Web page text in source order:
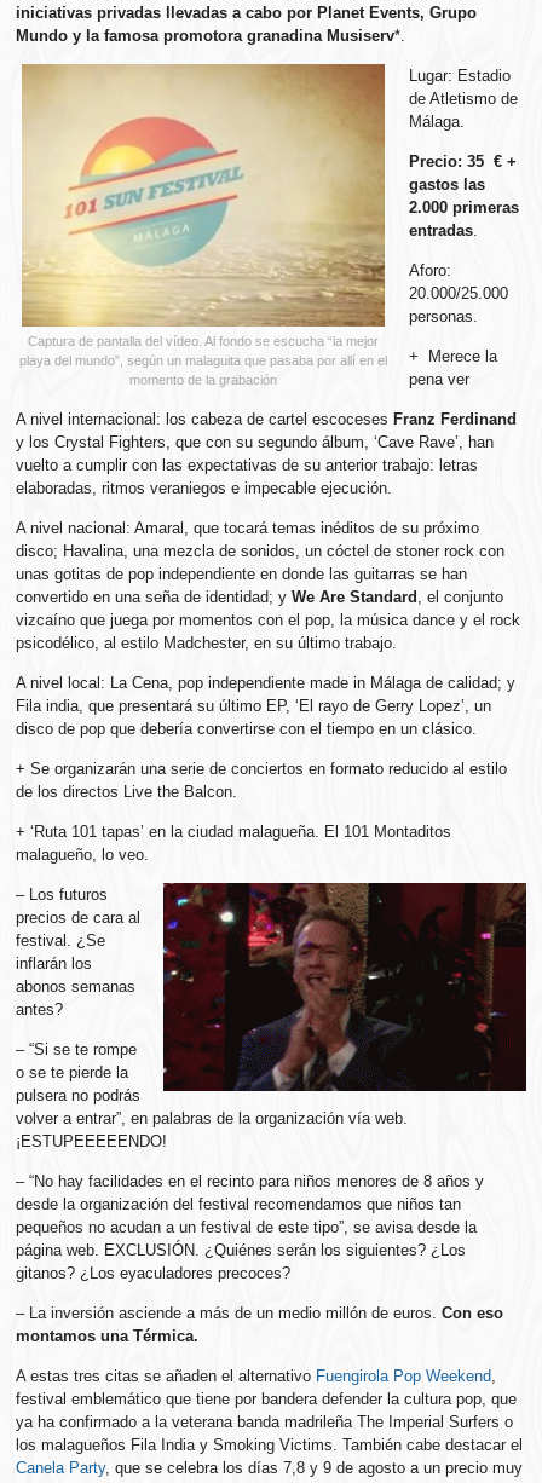
iniciativas privadas llevadas a cabo por Planet Events, Grupo
Mundo y la famosa promotora granadina Musiserv*.
Captura de pantalla del vídeo. Al fondo se escucha “la mejor
playa del mundo”, según un malaguita que pasaba por allí en el
momento de la grabación
Lugar: Estadio
de Atletismo de
Málaga.
Precio: 35 € +
gastos las
2.000 primeras
entradas.
Aforo:
20.000/25.000
personas.
+ Merece la
pena ver
A nivel internacional: los cabeza de cartel escoceses Franz Ferdinand
y los Crystal Fighters, que con su segundo álbum, ‘Cave Rave’, han
vuelto a cumplir con las expectativas de su anterior trabajo: letras
elaboradas, ritmos veraniegos e impecable ejecución.
A nivel nacional: Amaral, que tocará temas inéditos de su próximo
disco; Havalina, una mezcla de sonidos, un cóctel de stoner rock con
unas gotitas de pop independiente en donde las guitarras se han
convertido en una seña de identidad; yWe Are Standard , el conjunto
vizcaíno que juega por momentos con el pop, la música dance y el rock
psicodélico, al estilo Madchester, en su último trabajo.
A nivel local: La Cena, pop independiente made in Málaga de calidad; y
Fila india, que presentará su último EP, ‘El rayo de Gerry Lopez’, un
disco de pop que debería convertirse con el tiempo en un clásico.
+ Se organizarán una serie de conciertos en formato reducido al estilo
de los directos Live the Balcon.
+ ‘Ruta 101 tapas’ en la ciudad malagueña. El 101 Montaditos
malagueño, lo veo.
– Los futuros
precios de cara al
festival. ¿Se
inflarán los
abonos semanas
antes?
– “Si se te rompe
o se te pierde la
pulsera no podrás
volver a entrar”, en palabras de la organización vía web.
¡ESTUPEEEEENDO!
– “No hay facilidades en el recinto para niños menores de 8 años y
desde la organización del festival recomendamos que niños tan
pequeños no acudan a un festival de este tipo”, se avisa desde la
página web. EXCLUSIÓN. ¿Quiénes serán los siguientes? ¿Los
gitanos? ¿Los eyaculadores precoces?
– La inversión asciende a más de un medio millón de euros. Con eso
montamos una Térmica.
A estas tres citas se añaden el alternativo Fuengirola Pop Weekend,
festival emblemático que tiene por bandera defender la cultura pop, que
ya ha confirmado a la veterana banda madrileña The Imperial Surfers o
los malagueños Fila India y Smoking Victims. También cabe destacar el
Canela Party, que se celebra los días 7,8 y 9 de agosto a un precio muy